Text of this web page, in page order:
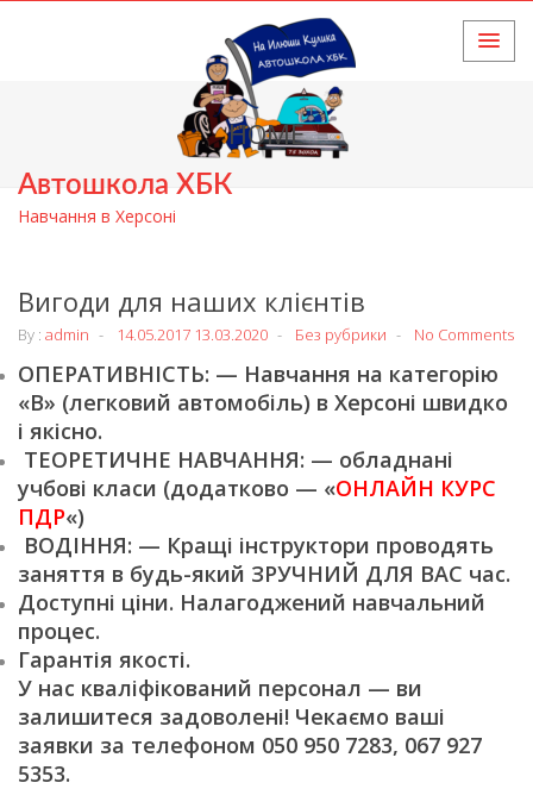
Автошкола ХБК
Навчання в Херсоні
HOME
Вигоди для наших клієнтів
By : admin 14.05.2017 13.03.2020 Без рубрики No Comments
ОПЕРАТИВНІСТЬ: — Навчання на категорію
«В» (легковий автомобіль) в Херсоні швидко
і якісно.
ТЕОРЕТИЧНЕ НАВЧАННЯ: — обладнані
учбові класи (додатково — «ОНЛАЙН КУРС
ПДР«)
ВОДІННЯ: — Кращі інструктори проводять
заняття в будь-який ЗРУЧНИЙ ДЛЯ ВАС час.
Доступні ціни. Налагоджений навчальний
процес.
Гарантія якості.
У нас кваліфікований персонал — ви
залишитеся задоволені! Чекаємо ваші
заявки за телефоном 050 950 7283, 067 927
5353.